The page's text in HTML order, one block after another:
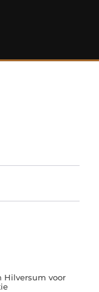
Hilversum voor